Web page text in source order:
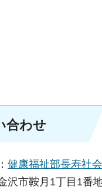
合わせ
健康福祉部長寿社
沢市鞍月1丁目1番